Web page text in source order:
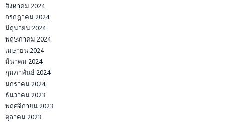
สิงหาคม 2024
กรกฎาคม 2024
มิถุนายน 2024
พฤษภาคม 2024
เมษายน 2024
มีนาคม 2024
กุมภาพันธ์ 2024
มกราคม 2024
ธันวาคม 2023
พฤศจิกายน 2023
ตุลาคม 2023